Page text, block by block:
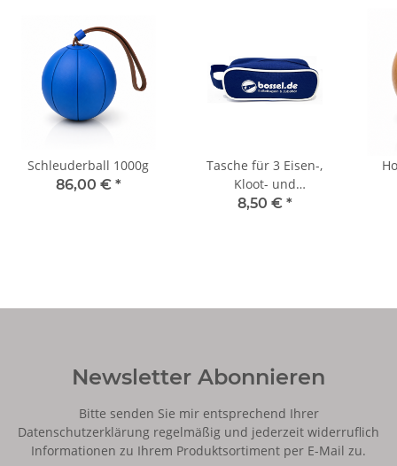
Schleuderball 1000g
86,00 € *
Tasche für 3 Eisen-,
Kloot- und
Hollandkugeln "Typ 2"
8,50 € *
Newsletter Abonnieren
Bitte senden Sie mir entsprechend Ihrer
Datenschutzerklärung regelmäßig und jederzeit widerruflich
Informationen zu Ihrem Produktsortiment per E-Mail zu.